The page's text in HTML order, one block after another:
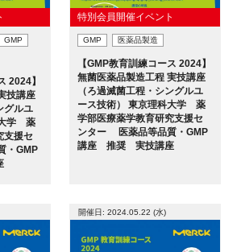
GMP
2024】
技講座
グルユ
学 薬
支援セ
・GMP
特別会員開催イベント
GMP 医薬品製造
【GMP教育訓練コース 2024】
無菌医薬品製造工程 実技講座
（ろ過滅菌工程・シングルユ
ース技術） 東京理科大学 薬
学部医療薬学教育研究支援セ
ンター 医薬品等品質・GMP
講座 推奨 実技講座
開催日: 2024.05.22 (水)